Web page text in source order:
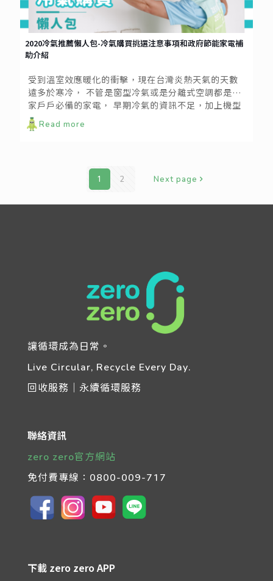
2020冷氣推薦懶人包-冷氣購買挑選注意事項和政府節能家電補
助介紹
受到溫室效應暖化的衝擊，現在台灣炎熱天氣的天數
遠多於寒冷， 不管是窗型冷氣或是分離式空調都是家
家戶戶必備的家電， 早期冷氣的資訊不足，加上機型
老舊、噪音大、耗電等製造問題， 都是讓近年有節電
功效的變頻冷氣銷量高居不下的主因。 好的冷氣加上
章，小編幫大家整理了幾個挑選的注意事項。
Read more
1 2 Next page
讓循環成為日常。
Live Circular, Recycle Every Day.
回收服務｜永續循環服務
聯絡資訊
zero zero官方網站
免付費專線： 0800-009-717
下載 zero zero APP